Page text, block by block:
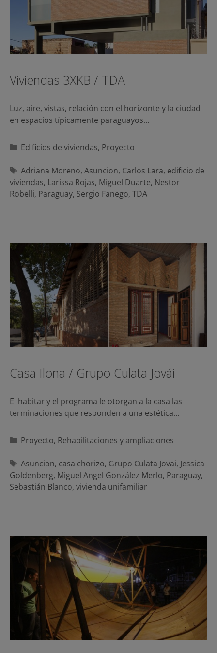
Viviendas 3XKB / TDA
Luz, aire, vistas, relación con el horizonte y la ciudad
en espacios típicamente paraguayos…
Categorías
Edificios de viviendas, Proyecto
Etiquetas
Adriana Moreno, Asuncion, Carlos Lara, edificio de
viviendas, Larissa Rojas, Miguel Duarte, Nestor
Robelli, Paraguay, Sergio Fanego, TDA
Casa Ilona / Grupo Culata Jovái
El habitar y el programa le otorgan a la casa las
terminaciones que responden a una estética…
Categorías
Proyecto, Rehabilitaciones y ampliaciones
Etiquetas
Asuncion, casa chorizo, Grupo Culata Jovai, Jessica
Goldenberg, Miguel Angel González Merlo, Paraguay,
Sebastián Blanco, vivienda unifamiliar